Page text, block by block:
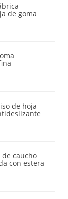
de goma
fábrica en
de hoja
moneda
caucho
con estera